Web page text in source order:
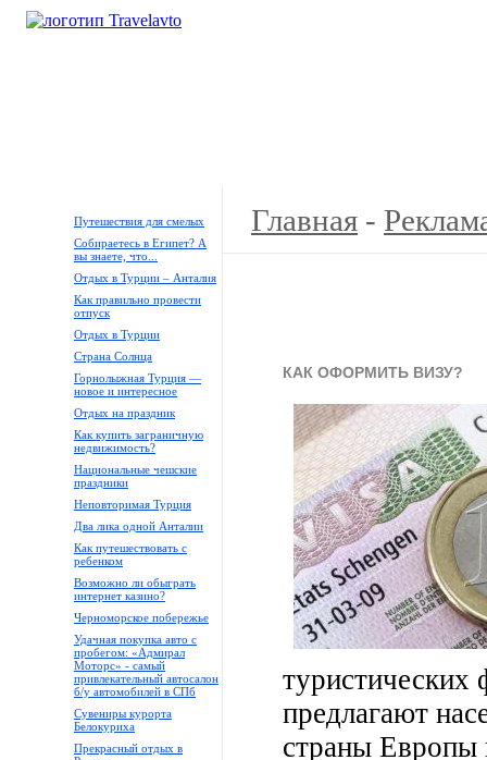
Путешествия для смелых
Собираетесь в Египет? А
вы знаете, что...
Отдых в Турции – Анталия
Как правильно провести
отпуск
Отдых в Турции
Страна Солнца
Горнолыжная Турция —
новое и интересное
Отдых на праздник
Как купить заграничную
недвижимость?
Национальные чешские
праздники
Неповторимая Турция
Два лика одной Анталии
Как путешествовать с
ребенком
Возможно ли обыграть
интернет казино?
Черноморское побережье
Удачная покупка авто с
пробегом: «Адмирал
Моторс» - самый
привлекательный автосалон
б/у автомобилей в СПб
Сувениры курорта
Белокуриха
Прекрасный отдых в
Главная -
КАК ОФОРМИТЬ ВИЗУ?
предлагают
страны Европы